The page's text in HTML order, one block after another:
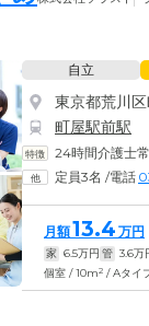
自立
東京都荒川
町屋駅前駅
24時間介護士
定員3名 /電話
月額13.4 万円
家 6.5万円 管 3.6万
個室 / 10m2 / Aタイ